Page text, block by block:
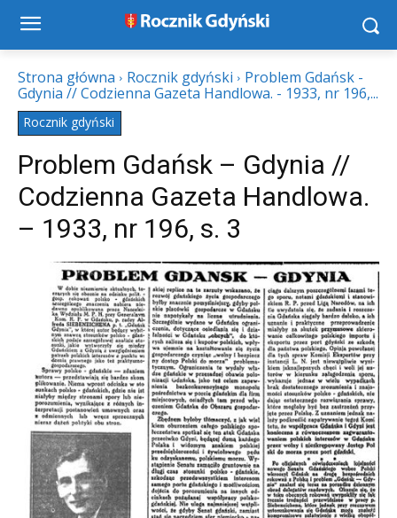
Strona główna Rocznik gdyński
Problem Gdańsk -
Gdynia // Codzienna Gazeta Handlowa. - 1933, nr 196,...
Rocznik gdyński
Problem Gdańsk – Gdynia //
Codzienna Gazeta Handlowa.
– 1933, nr 196, s. 3